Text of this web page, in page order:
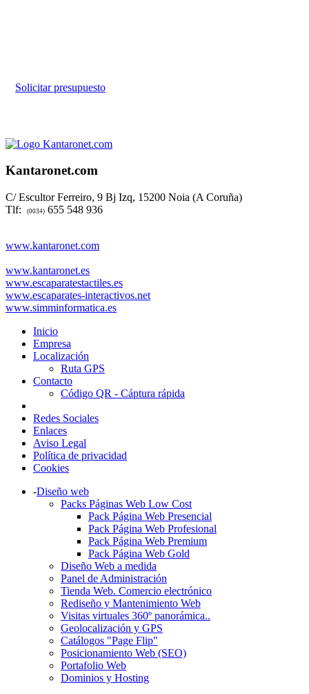
Solicitar presupuesto
Kantaronet.com
C/ Escultor Ferreiro, 9 Bj Izq, 15200 Noia (A Coruña)
Tlf:
(0034) 655 548 936
www.kantaronet.com
www.kantaronet.es
www.escaparatestactiles.es
www.escaparates-interactivos.net
www.simminformatica.es
Inicio
Empresa
Localización
Ruta GPS
Contacto
Código QR - Cáptura rápida
Redes Sociales
Enlaces
Aviso Legal
Política de privacidad
Cookies
-Diseño web
Packs Páginas Web Low Cost
Pack Página Web Presencial
Pack Página Web Profesional
Pack Página Web Premium
Pack Página Web Gold
Diseño Web a medida
Panel de Administración
Tienda Web. Comercio electrónico
Rediseño y Mantenimiento Web
Visitas virtuales 360º panorámica..
Geolocalización y GPS
Catálogos "Page Flip"
Posicionamiento Web (SEO)
Portafolio Web
Dominios y Hosting